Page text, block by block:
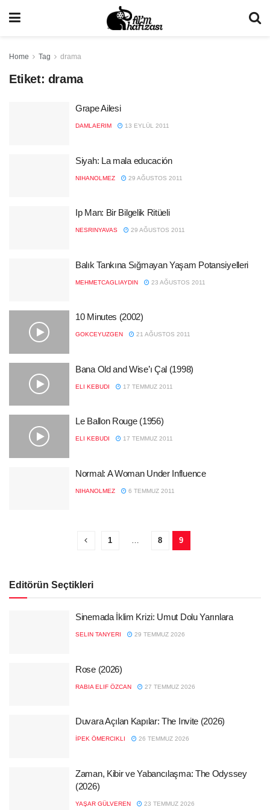
Home Tag drama
Etiket: drama
Grape Ailesi
DAMLAERIM 13 EYLÜL 2011
Siyah: La mala educación
NIHANOLMEZ 29 AĞUSTOS 2011
Ip Man: Bir Bilgelik Ritüeli
NESRINYAVAS 29 AĞUSTOS 2011
Balık Tankına Sığmayan Yaşam Potansiyelleri
MEHMETCAGLIAYDIN 23 AĞUSTOS 2011
10 Minutes (2002)
GOKCEYUZGEN 21 AĞUSTOS 2011
Bana Old and Wise’ı Çal (1998)
ELI KEBUDI 17 TEMMUZ 2011
Le Ballon Rouge (1956)
ELI KEBUDI 17 TEMMUZ 2011
Normal: A Woman Under Influence
NIHANOLMEZ 6 TEMMUZ 2011
1 … 8 9
Editörün Seçtikleri
Sinemada İklim Krizi: Umut Dolu Yarınlara
SELIN TANYERI 29 TEMMUZ 2026
Rose (2026)
RABIA ELIF ÖZCAN 27 TEMMUZ 2026
Duvara Açılan Kapılar: The Invite (2026)
İPEK ÖMERCIKLI 26 TEMMUZ 2026
Zaman, Kibir ve Yabancılaşma: The Odyssey
(2026)
YAŞAR GÜLVEREN 23 TEMMUZ 2026